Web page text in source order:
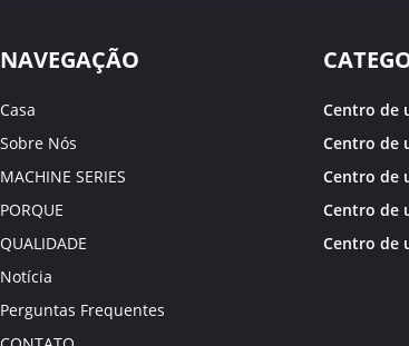
NAVEGAÇÃO
Casa
Sobre Nós
MACHINE SERIES
PORQUE
QUALIDADE
Notícia
Perguntas Frequentes
Centro de